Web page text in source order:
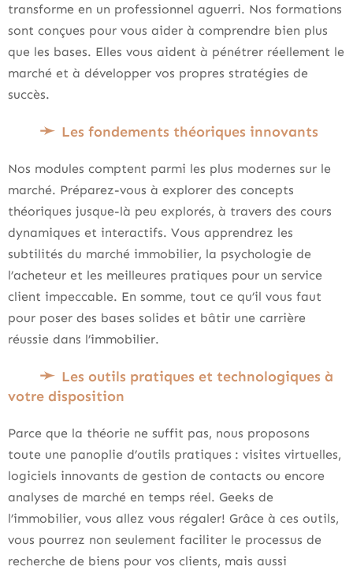
transforme en un professionnel aguerri. Nos formations
sont conçues pour vous aider à comprendre bien plus
que les bases. Elles vous aident à pénétrer réellement le
marché et à développer vos propres stratégies de
succès.
Les fondements théoriques innovants
Nos modules comptent parmi les plus modernes sur le
marché. Préparez-vous à explorer des concepts
théoriques jusque-là peu explorés, à travers des cours
dynamiques et interactifs. Vous apprendrez les
subtilités du marché immobilier, la psychologie de
l’acheteur et les meilleures pratiques pour un service
client impeccable. En somme, tout ce qu’il vous faut
pour poser des bases solides et bâtir une carrière
réussie dans l’immobilier.
Les outils pratiques et technologiques à
votre disposition
Parce que la théorie ne suffit pas, nous proposons
toute une panoplie d’outils pratiques : visites virtuelles,
logiciels innovants de gestion de contacts ou encore
analyses de marché en temps réel. Geeks de
l’immobilier, vous allez vous régaler! Grâce à ces outils,
vous pourrez non seulement faciliter le processus de
recherche de biens pour vos clients, mais aussi